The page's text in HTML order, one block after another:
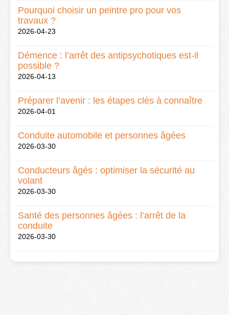
Pourquoi choisir un peintre pro pour vos
travaux ?
2026-04-23
Démence : l’arrêt des antipsychotiques est-il
possible ?
2026-04-13
Préparer l’avenir : les étapes clés à connaître
2026-04-01
Conduite automobile et personnes âgées
2026-03-30
Conducteurs âgés : optimiser la sécurité au
volant
2026-03-30
Santé des personnes âgées : l’arrêt de la
conduite
2026-03-30